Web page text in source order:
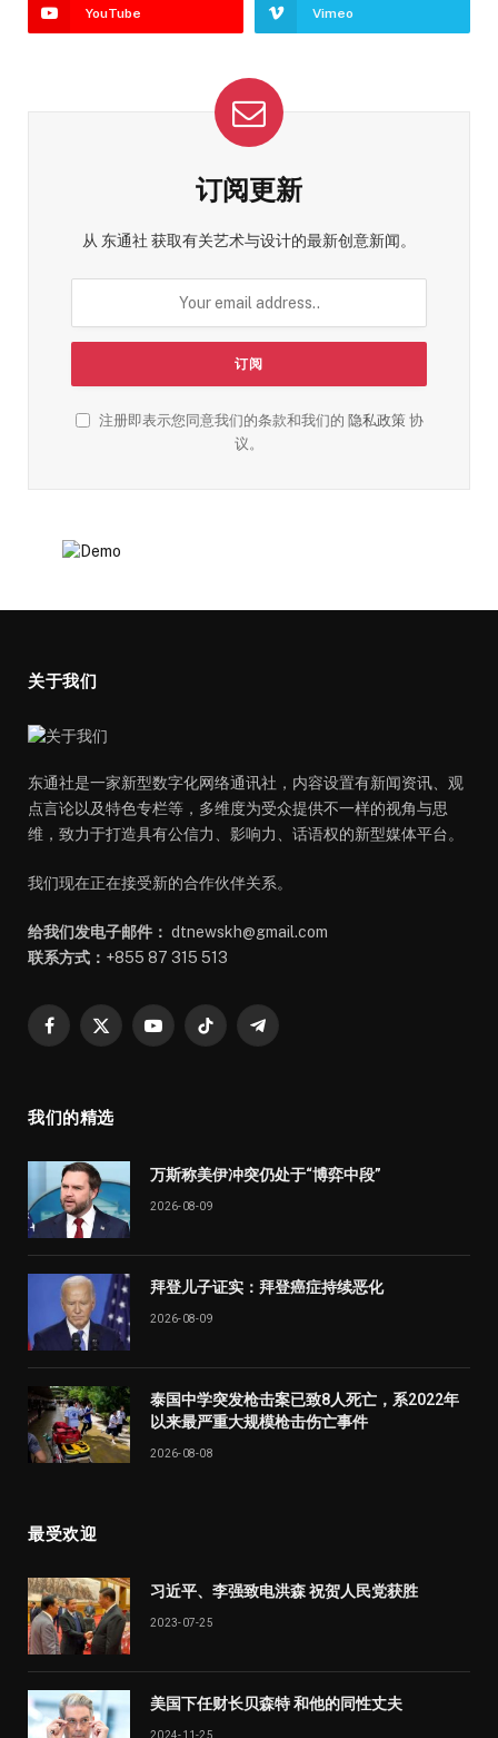
YouTube Vimeo
订阅更新
从 东通社 获取有关艺术与设计的最新创意新闻。
注册即表示您同意我们的条款和我们的 隐私政策协
议。
关于我们
东通社是一家新型数字化网络通讯社，内容设置有新闻资讯、观
点言论以及特色专栏等，多维度为受众提供不一样的视角与思
维，致力于打造具有公信力、影响力、话语权的新型媒体平台。
我们现在正在接受新的合作伙伴关系。
给我们发电子邮件： dtnewskh@gmail.com
联系方式： +855 87 315 513
Facebook
X
YouTubeTikTok Telegram
我们的精选
万斯称美伊冲突仍处于“博弈中段”
2026-08-09
拜登儿子证实：拜登癌症持续恶化
2026-08-09
泰国中学突发枪击案已致8人死亡，系2022年
以来最严重大规模枪击伤亡事件
2026-08-08
最受欢迎
习近平、李强致电洪森 祝贺人民党获胜
2023-07-25
美国下任财长贝森特 和他的同性丈夫